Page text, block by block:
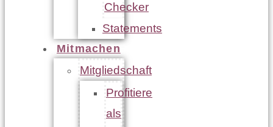
Checker
Statements
Mitmachen
Mitgliedschaft
Profitiere
als